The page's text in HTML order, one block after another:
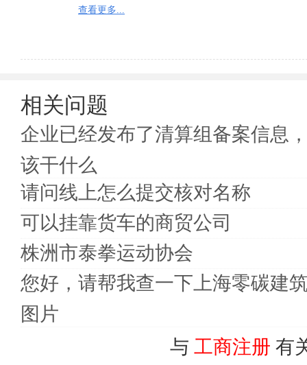
查看更多...
相关问题
企业已经发布了清算组备案信息
该干什么
请问线上怎么提交核对名称
可以挂靠货车的商贸公司
株洲市泰拳运动协会
您好，请帮我查一下上海零碳建
图片
与 工商注册 有